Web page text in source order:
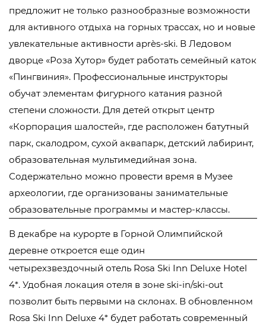
предложит не только разнообразные возможности
для активного отдыха на горных трассах, но и новые
увлекательные активности аprès-ski. В Ледовом
дворце «Роза Хутор» будет работать семейный каток
«Пингвиния». Профессиональные инструкторы
обучат элементам фигурного катания разной
степени сложности. Для детей открыт центр
«Корпорация шалостей», где расположен батутный
парк, скалодром, сухой аквапарк, детский лабиринт,
образовательная мультимедийная зона.
Содержательно можно провести время в Музее
археологии, где организованы занимательные
образовательные программы и мастер-классы.
В декабре на курорте в Горной Олимпийской
деревне откроется еще один
четырехзвездочный отель Rosa Ski Inn Deluxe Hotel
4*. Удобная локация отеля в зоне ski-in/ski-out
позволит быть первыми на склонах. В обновленном
Rosa Ski Inn Deluxe 4* будет работать современный